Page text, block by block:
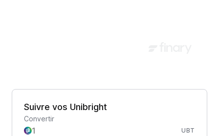
Suivre vos Unibright
Convertir
UBT